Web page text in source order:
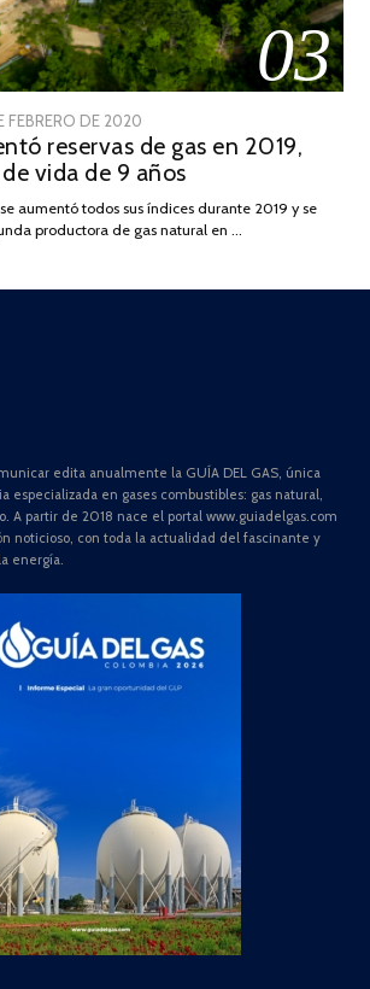
03
FEBRERO DE 2020
DE
JULIO
2025
reservas de gas en 2019,
vida de 9 años
aumentó todos sus índices durante 2019 y se
productora de gas natural en …
edita anualmente la GUÍA DEL GAS, única
especializada en gases combustibles: gas natural,
A partir de 2018 nace el portal www.guiadelgas.com
noticioso, con toda la actualidad del fascinante y
energía.